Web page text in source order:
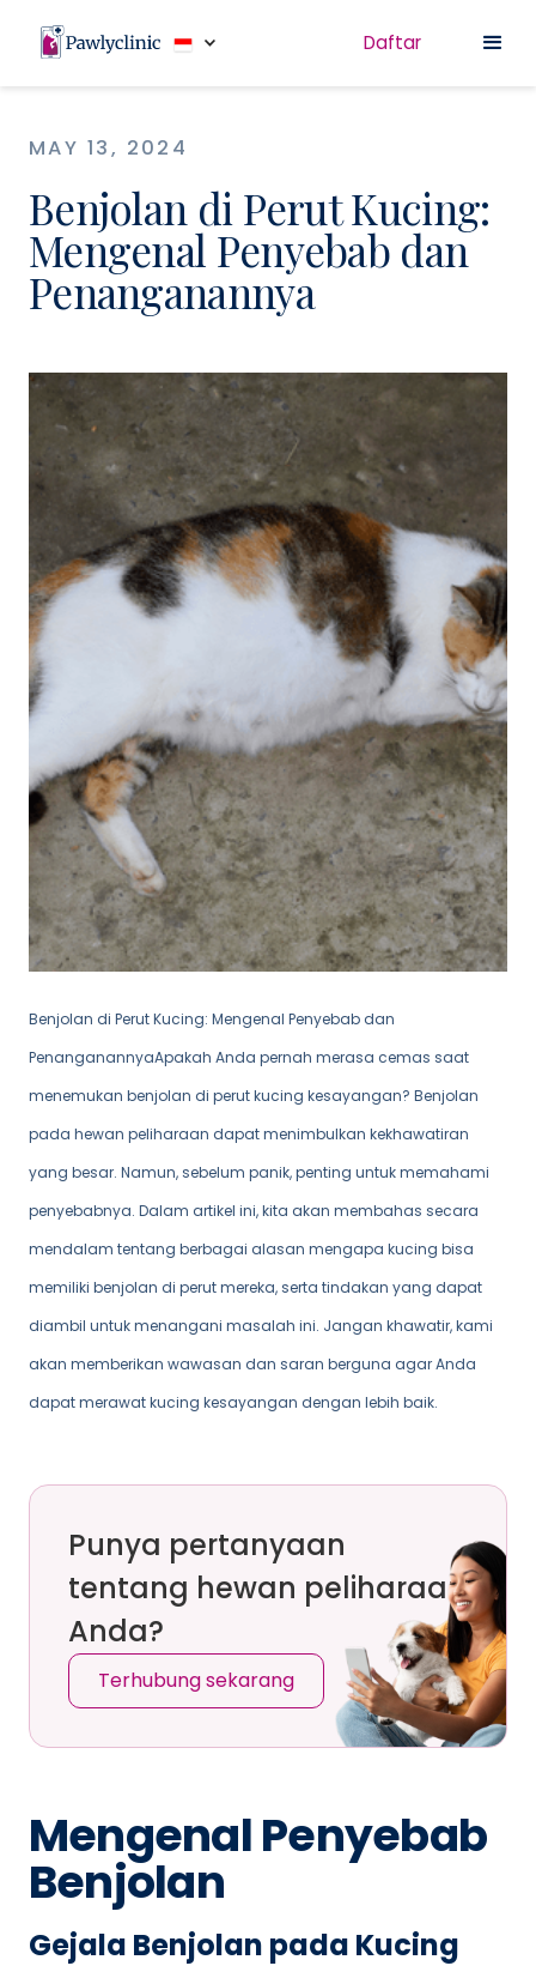
Daftar
MAY 13, 2024
Benjolan di Perut Kucing:
Mengenal Penyebab dan
Penanganannya
Benjolan di Perut Kucing: Mengenal Penyebab dan
PenanganannyaApakah Anda pernah merasa cemas saat
menemukan benjolan di perut kucing kesayangan? Benjolan
pada hewan peliharaan dapat menimbulkan kekhawatiran
yang besar. Namun, sebelum panik, penting untuk memahami
penyebabnya. Dalam artikel ini, kita akan membahas secara
mendalam tentang berbagai alasan mengapa kucing bisa
memiliki benjolan di perut mereka, serta tindakan yang dapat
diambil untuk menangani masalah ini. Jangan khawatir, kami
akan memberikan wawasan dan saran berguna agar Anda
dapat merawat kucing kesayangan dengan lebih baik.
Punya pertanyaan
tentang hewan peliharaan
Anda?
Terhubung sekarang
Mengenal Penyebab
Benjolan
Gejala Benjolan pada Kucing